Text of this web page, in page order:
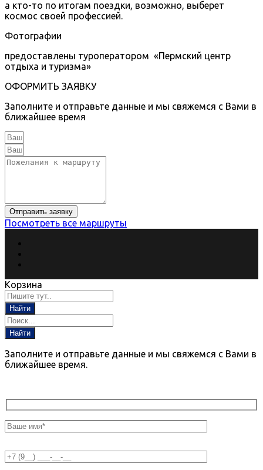
а кто-то по итогам поездки, возможно, выберет
космос своей профессией.
Фотографии
предоставлены туроператором «Пермский центр
отдыха и туризма»
ОФОРМИТЬ ЗАЯВКУ
Заполните и отправьте данные и мы свяжемся с Вами в
ближайшее время
Отправить заявку
Посмотреть все маршруты
Корзина
Заполните и отправьте данные и мы свяжемся с Вами в
ближайшее время.